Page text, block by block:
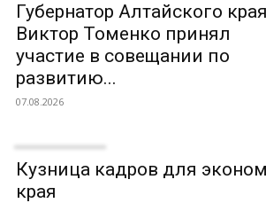
Губернатор Алтайского края
Виктор Томенко принял
участие в совещании по
развитию...
07.08.2026
Кузница кадров для
края